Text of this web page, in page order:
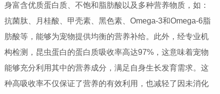
身富含优质蛋白质、不饱和脂肪酸以及多种营养物质，如：
抗菌肽、月桂酸、甲壳素、黑色素、Omega-3和Omega-6脂
肪酸等，能够为宠物提供均衡的营养补给。此外，经专业机
构检测，昆虫蛋白的蛋白质吸收率高达97%，这意味着宠物
能够充分利用其中的营养成分，满足自身生长发育需求。这
种高吸收率不仅保证了营养的有效利用，也减轻了因未消化